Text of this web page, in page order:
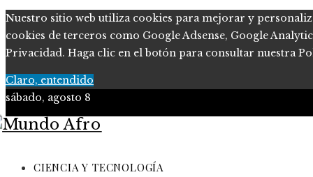
Nuestro sitio web utiliza cookies para mejorar y
cookies de terceros como Google Adsense, Google
Privacidad. Haga clic en el botón para consultar nuestra
Claro, entendido
sábado, agosto 8
Ciencia y tecnología
CIENCIA Y TECNOLOGÍA